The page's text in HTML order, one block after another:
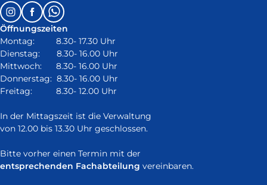
in
neuem
Fenster)
Follow
us
on:
InstagramFacebookWhatsapp
Öffnungszeiten
Montag: 8.30- 17.30 Uhr
Dienstag: 8.30- 16.00 Uhr
Mittwoch: 8.30- 16.00 Uhr
Donnerstag: 8.30- 16.00 Uhr
Freitag: 8.30- 12.00 Uhr
In der Mittagszeit ist die Verwaltung
von 12.00 bis 13.30 Uhr geschlossen.
Bitte vorher einen Termin mit der
entsprechenden Fachabteilung vereinbaren.